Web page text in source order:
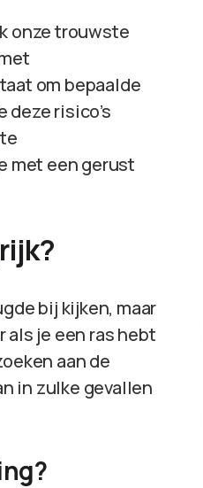
onze trouwste
om bepaalde
deze risico’s
met een gerust
bij kijken, maar
als je een ras hebt
aan de
in zulke gevallen